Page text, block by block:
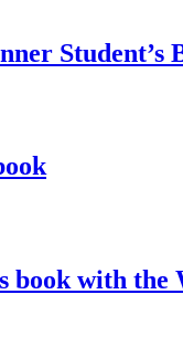
Student’s
book with the